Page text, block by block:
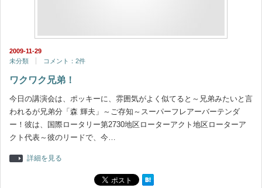
2009-11-29
未分類
コメント：2件
ワクワク兄弟！
今日の講演会は、ポッキーに、雰囲気がよく似てると～兄弟みたいと言
われるが兄弟分「森 輝夫」～ご存知～スーパーフレアーバーテンダ
ー！彼は、国際ロータリー第2730地区ローターアクト地区ローターア
クト代表～彼のリードで、今…
詳細を見る